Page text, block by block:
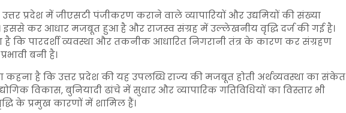
प्रदेश में जीएसटी पंजीकरण कराने वाले व्यापारियों और उद्यमियों की संख्या
इससे कर आधार मजबूत हुआ है और राजस्व संग्रह में उल्लेखनीय वृद्धि दर्ज की गई है।
कि पारदर्शी व्यवस्था और तकनीक आधारित निगरानी तंत्र के कारण कर संग्रहण
बनी है।
कहना है कि उत्तर प्रदेश की यह उपलब्धि राज्य की मजबूत होती अर्थव्यवस्था का संकेत
विकास, बुनियादी ढांचे में सुधार और व्यापारिक गतिविधियों का विस्तार भी
के प्रमुख कारणों में शामिल हैं।